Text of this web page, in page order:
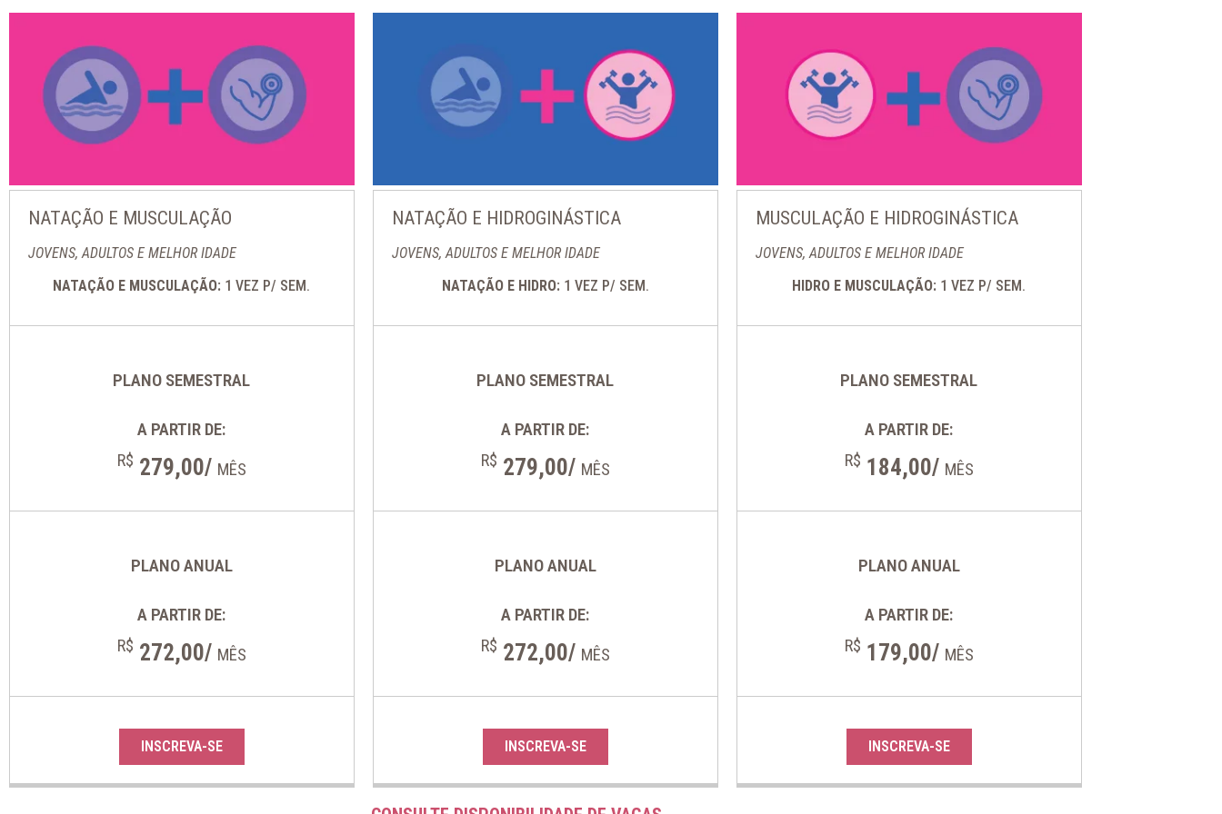
NATAÇÃO E MUSCULAÇÃO
JOVENS, ADULTOS E MELHOR IDADE
NATAÇÃO E MUSCULAÇÃO: 1 VEZ P/ SEM.
PLANO SEMESTRAL
A PARTIR DE:
R$ 279,00/ MÊS
PLANO ANUAL
A PARTIR DE:
R$ 272,00/ MÊS
INSCREVA-SE
NATAÇÃO E HIDROGINÁSTICA
JOVENS, ADULTOS E MELHOR IDADE
NATAÇÃO E HIDRO:1 VEZ P/ SEM.
PLANO SEMESTRAL
A PARTIR DE:
R$ 279,00/ MÊS
PLANO ANUAL
A PARTIR DE:
R$ 272,00/ MÊS
INSCREVA-SE
MUSCULAÇÃO E HIDROGINÁSTICA
JOVENS, ADULTOS E MELHOR IDADE
HIDRO E MUSCULAÇÃO: 1 VEZ P/ SEM.
PLANO SEMESTRAL
A PARTIR DE:
R$ 184,00/ MÊS
PLANO ANUAL
A PARTIR DE:
R$ 179,00/ MÊS
INSCREVA-SE